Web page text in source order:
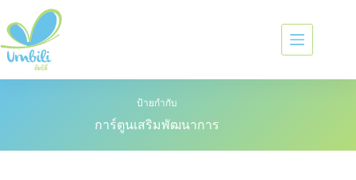
ป้ายกำกับ
การ์ตูนเสริมพัฒนาการ